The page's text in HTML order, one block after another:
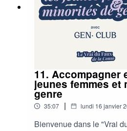
11. Accompagner
jeunes femmes et
genre
35:07 | lundi 16 janvier
Bienvenue dans le "Vrai